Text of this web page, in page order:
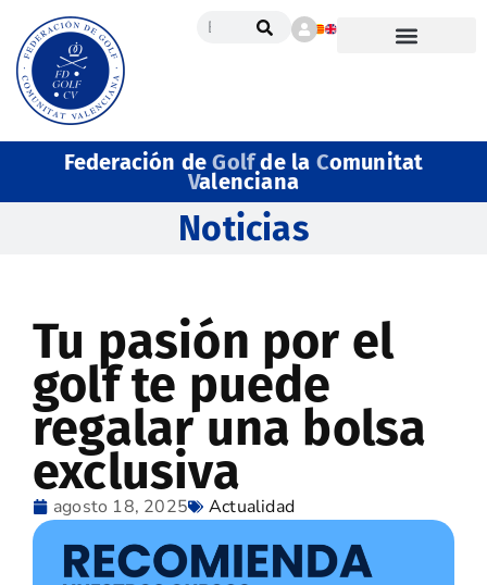
Federación deGolfde la Comunitat
Valenciana
Noticias
Tu pasión por el
golf te puede
regalar una bolsa
exclusiva
agosto 18, 2025 Actualidad